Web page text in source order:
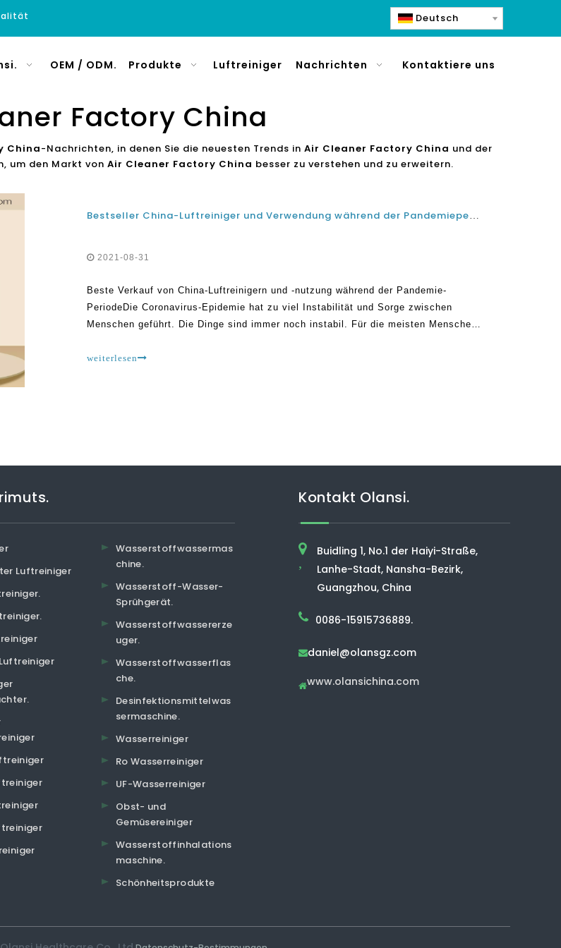
Deutsch
OEM / ODM. Produkte Luftreiniger Nachrichten Kontaktiere uns
Factory China
China-Nachrichten, in denen Sie die neuesten Trends in Air Cleaner Factory China und der
um den Markt von Air Cleaner Factory China besser zu verstehen und zu erweitern.
Bestseller China-Luftreiniger und Verwendung während der Pandemieperiode
2021-08-31
Beste Verkauf von China-Luftreinigern und -nutzung während der Pandemie-
PeriodeDie Coronavirus-Epidemie hat zu viel Instabilität und Sorge zwischen
Menschen geführt. Die Dinge sind immer noch instabil. Für die meisten Menschen
umgeben, die Gefahr abwenden kann. Viele beli.
weiterlesen
Luftreiniger
Wasserstoffwassermas
chine.
Wasserstoff-Wasser-
Sprühgerät.
Wasserstoffwassererze
uger.
Wasserstoffwasserflas
che.
Desinfektionsmittelwas
sermaschine.
Wasserreiniger
Ro Wasserreiniger
UF-Wasserreiniger
Obst- und
Gemüsereiniger
Wasserstoffinhalations
maschine.
Schönheitsprodukte
Kontakt Olansi.
,
Buidling 1, No.1 der Haiyi-Straße,
Lanhe-Stadt, Nansha-Bezirk,
Guangzhou, China
0086-15915736889.
daniel@olansgz.com
www.olansichina.com